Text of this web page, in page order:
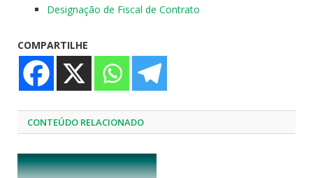
Designação de Fiscal de Contrato
COMPARTILHE
CONTEÚDO RELACIONADO